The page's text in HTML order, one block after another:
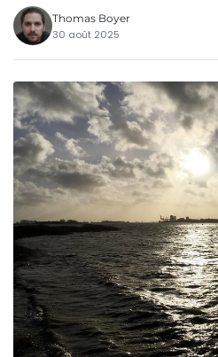
Thomas Boyer
30 août 2025